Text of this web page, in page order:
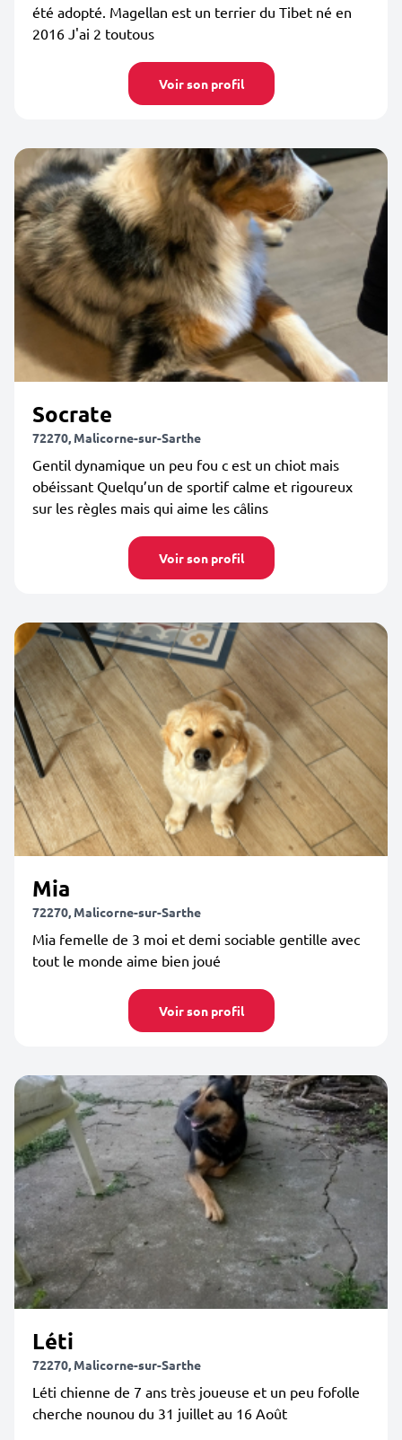
été adopté. Magellan est un terrier du Tibet né en
2016 J'ai 2 toutous
Voir son profil
Socrate
72270, Malicorne-sur-Sarthe
Gentil dynamique un peu fou c est un chiot mais
obéissant Quelqu’un de sportif calme et rigoureux
sur les règles mais qui aime les câlins
Voir son profil
Mia
72270, Malicorne-sur-Sarthe
Mia femelle de 3 moi et demi sociable gentille avec
tout le monde aime bien joué
Voir son profil
Léti
72270, Malicorne-sur-Sarthe
Léti chienne de 7 ans très joueuse et un peu fofolle
cherche nounou du 31 juillet au 16 Août